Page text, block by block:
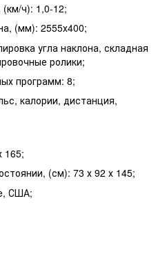
ч): 1,0-12;
(мм): 2555х400;
угла наклона, складная
ролики;
программ: 8;
калории, дистанция,
165;
(см): 73 х 92 х 145;
США;